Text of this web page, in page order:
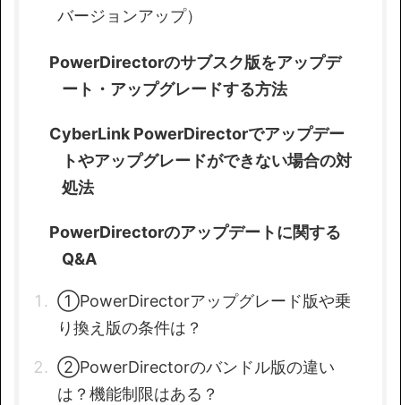
バージョンアップ）
PowerDirectorのサブスク版をアップデ
ート・アップグレードする方法
CyberLink PowerDirectorでアップデー
トやアップグレードができない場合の対
処法
PowerDirectorのアップデートに関する
Q&A
①PowerDirectorアップグレード版や乗
り換え版の条件は？
②PowerDirectorのバンドル版の違い
は？機能制限はある？